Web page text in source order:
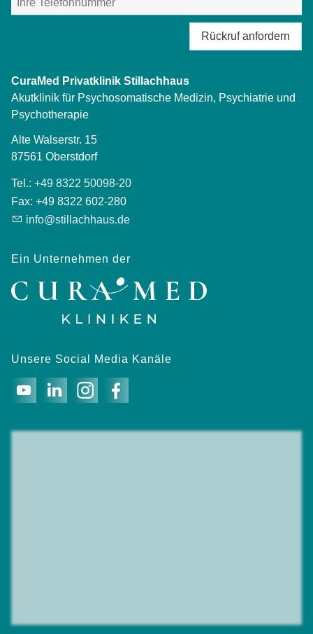
Rückruf anfordern
CuraMed Privatklinik Stillachhaus
Akutklinik für Psychosomatische Medizin, Psychiatrie und
Psychotherapie
Alte Walserstr. 15
87561 Oberstdorf
Tel.: +49 8322 50098-20
Fax: +49 8322 602-280
info@stillachhaus.de
Ein Unternehmen der
Unsere Social Media Kanäle